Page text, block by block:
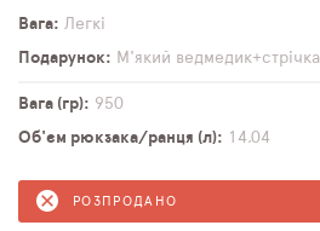
Вага
Легкі
Подарунок
М'який ведмедик+стрічка
Вага (гр)
950
Об'єм рюкзака/ранця (л)
14,04
РОЗПРОДАНО